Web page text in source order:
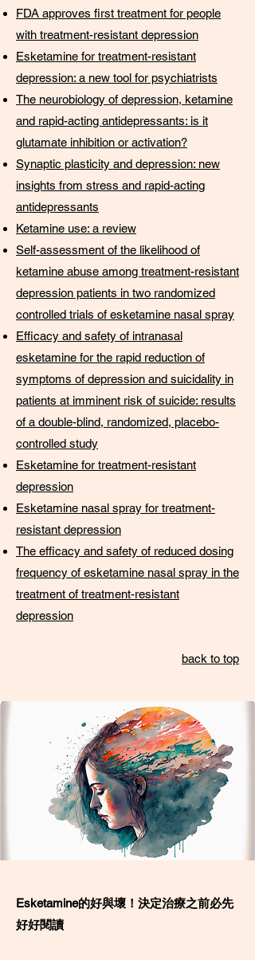
FDA approves first treatment for people
with treatment-resistant depression
Esketamine for treatment-resistant
depression: a new tool for psychiatrists
The neurobiology of depression, ketamine
and rapid-acting antidepressants: is it
glutamate inhibition or activation?
Synaptic plasticity and depression: new
insights from stress and rapid-acting
antidepressants
Ketamine use: a review
Self-assessment of the likelihood of
ketamine abuse among treatment-resistant
depression patients in two randomized
controlled trials of esketamine nasal spray
Efficacy and safety of intranasal
esketamine for the rapid reduction of
symptoms of depression and suicidality in
patients at imminent risk of suicide: results
of a double-blind, randomized, placebo-
controlled study
Esketamine for treatment-resistant
depression
Esketamine nasal spray for treatment-
resistant depression
The efficacy and safety of reduced dosing
frequency of esketamine nasal spray in the
treatment of treatment-resistant
depression
back to top
Esketamine的好與壞！決定治療之前必先
好好閱讀